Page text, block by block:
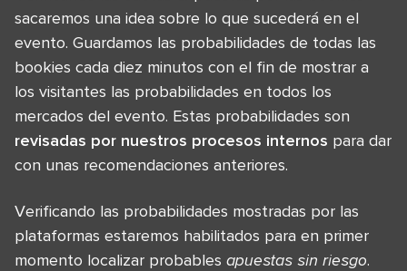
sacaremos una idea sobre lo que sucederá en el
evento. Guardamos las probabilidades de todas las
bookies cada diez minutos con el fin de mostrar a
los visitantes las probabilidades en todos los
mercados del evento. Estas probabilidades son
revisadas por nuestros procesos internos para dar
con unas recomendaciones anteriores.
Verificando las probabilidades mostradas por las
plataformas estaremos habilitados para en primer
momento localizar probables apuestas sin riesgo.